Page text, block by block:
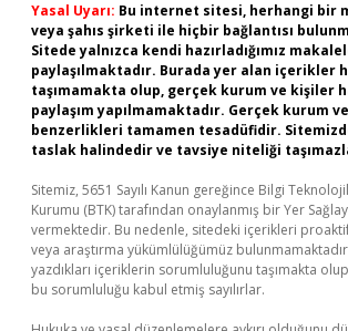
Yasal Uyarı: Bu internet sitesi, herhangi bir
veya şahıs şirketi ile hiçbir bağlantısı
Sitede yalnızca kendi hazırladığımız
paylaşılmaktadır. Burada yer alan içerikler
taşımamakta olup, gerçek kurum ve kişiler
paylaşım yapılmamaktadır. Gerçek kurum
benzerlikleri tamamen tesadüfidir.
taslak halindedir ve tavsiye niteliği
Sitemiz, 5651 Sayılı Kanun gereğince Bilgi
Kurumu (BTK) tarafından onaylanmış bir Yer
vermektedir. Bu nedenle, sitedeki içerikleri
veya araştırma yükümlülüğümüz
yazdıkları içeriklerin sorumluluğunu taşımakta
bu sorumluluğu kabul etmiş sayılırlar.